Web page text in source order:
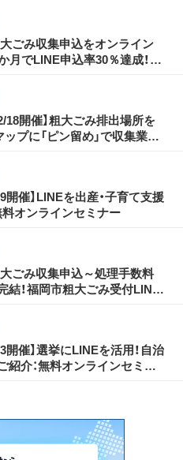
ごみ収集申込をオンライン
月でLINE申込率30％達成！宮
18開催】粗大ごみ排出場所を
プに「ピン留め」で収集業務
ツールKANAMETO ECO新
オンラインセミナー
開催】LINEを出産・子育て支援
料オンラインセミナー
ごみ収集申込～処理手数料
結！福岡市粗大ごみ受付LINE
ECO」のご紹介：無料ウェ
3開催】選挙にLINEを活用！自治
紹介：無料オンラインセミナ